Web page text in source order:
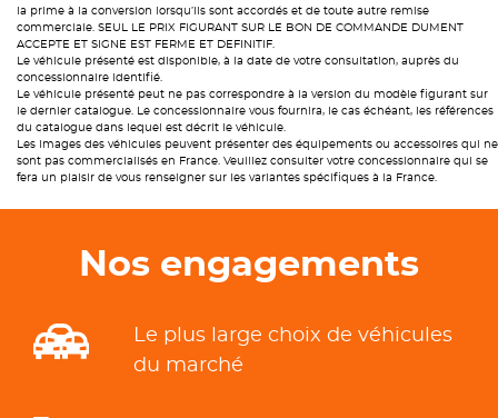
la prime à la conversion lorsqu’ils sont accordés et de toute autre remise
commerciale. SEUL LE PRIX FIGURANT SUR LE BON DE COMMANDE DUMENT
ACCEPTE ET SIGNE EST FERME ET DEFINITIF.
Le véhicule présenté est disponible, à la date de votre consultation, auprès du
concessionnaire identifié.
Le véhicule présenté peut ne pas correspondre à la version du modèle figurant sur
le dernier catalogue. Le concessionnaire vous fournira, le cas échéant, les références
du catalogue dans lequel est décrit le véhicule.
Les images des véhicules peuvent présenter des équipements ou accessoires qui ne
sont pas commercialisés en France. Veuillez consulter votre concessionnaire qui se
fera un plaisir de vous renseigner sur les variantes spécifiques à la France.
Nos engagements
Le plus large choix de véhicules
du marché